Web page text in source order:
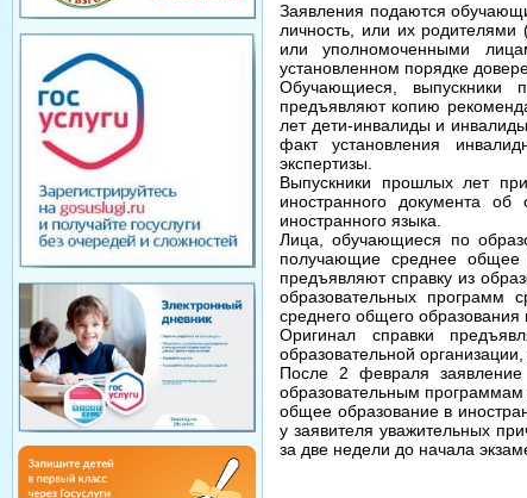
Заявления подаются
личность, или их родителями
или уполномоченными
установленном порядке
Обучающиеся, выпускники
предъявляют копию
лет дети-инвалиды и
факт установления
экспертизы.
Выпускники прошлых лет
иностранного документа
иностранного языка.
Лица, обучающиеся по
получающие среднее общее
предъявляют справку из
образовательных программ
среднего общего образования
Оригинал справки
образовательной
После 2 февраля
образовательным
общее образование в
у заявителя уважительных
за две недели до начала